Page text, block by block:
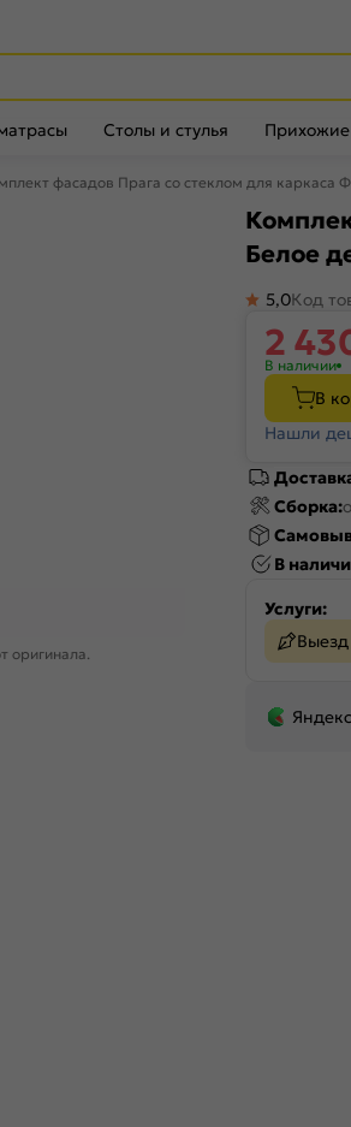
Столы и стулья Прихожие
фасадов Прага со стеклом для каркаса
оригинала.
Белое
5,0Код
2
В наличии
В
Нашли
Сборка:
В
Услуги: